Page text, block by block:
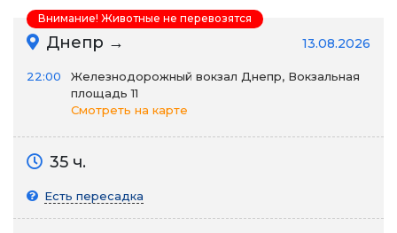
Днепр → 13.08.2026
22:00
Железнодорожный вокзал Днепр, Вокзальная
площадь 11
Смотреть на карте
35 ч.
Есть пересадка
Внимание! Животные не перевозятся